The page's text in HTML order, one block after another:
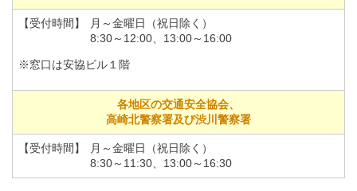
【受付時間】
月～金曜日（祝日除く）
8:30～12:00、13:00～16:00
※窓口は安協ビル１階
各地区の交通安全協会、
高崎北警察署及び渋川警察署
【受付時間】
月～金曜日（祝日除く）
8:30～11:30、13:00～16:30